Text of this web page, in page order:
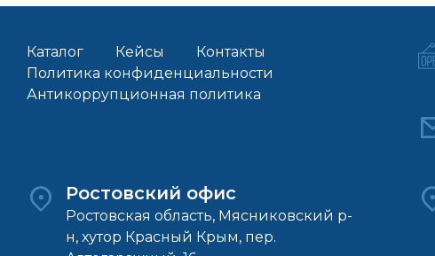
Каталог Кейсы
Контакты
Политика конфиденциальности
Антикоррупционная политика
Ростовский офис
Ростовская область, Мясниковский р-
н, хутор Красный Крым, пер.